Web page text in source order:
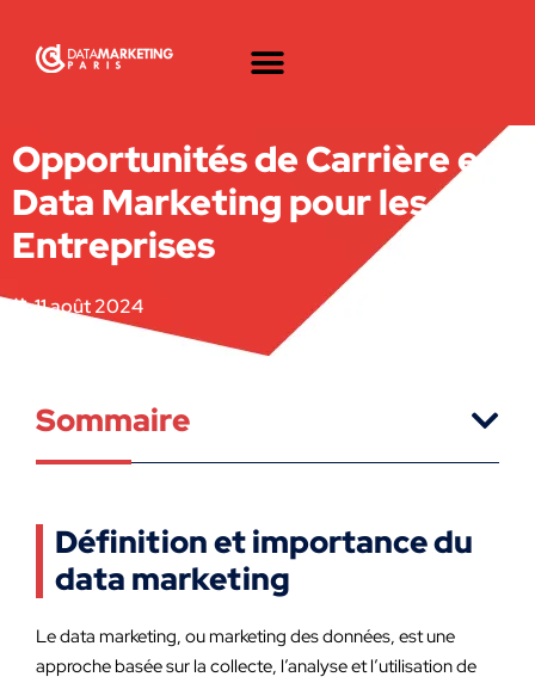
Opportunités de Carrière en
Data Marketing pour les
Entreprises
11 août 2024
Sommaire
Définition et importance du
data marketing
Le data marketing, ou marketing des données, est une
approche basée sur la collecte, l’analyse et l’utilisation de